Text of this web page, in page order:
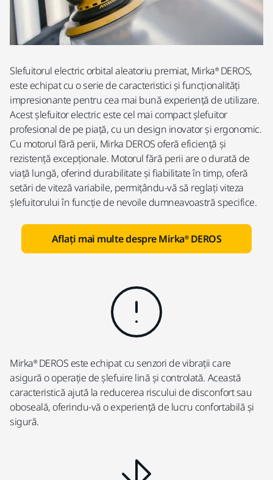
Slefuitorul electric orbital aleatoriu premiat, Mirka® DEROS,
este echipat cu o serie de caracteristici și funcționalități
impresionante pentru cea mai bună experiență de utilizare.
Acest șlefuitor electric este cel mai compact șlefuitor
profesional de pe piață, cu un design inovator și ergonomic.
Cu motorul fără perii, Mirka DEROS oferă eficiență și
rezistență excepționale. Motorul fără perii are o durată de
viață lungă, oferind durabilitate și fiabilitate în timp, oferă
setări de viteză variabile, permițându-vă să reglați viteza
șlefuitorului în funcție de nevoile dumneavoastră specifice.
Aflați mai multe despre Mirka® DEROS
Mirka® DEROS este echipat cu senzori de vibrații care
asigură o operație de șlefuire lină și controlată. Această
caracteristică ajută la reducerea riscului de disconfort sau
oboseală, oferindu-vă o experiență de lucru confortabilă și
sigură.